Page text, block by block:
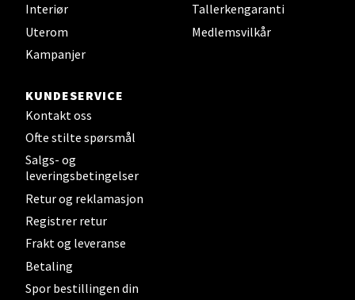
Interiør
Uterom
Kampanjer
Tallerkengaranti
Medlemsvilkår
KUNDESERVICE
Kontakt oss
Ofte stilte spørsmål
Salgs- og
leveringsbetingelser
Retur og reklamasjon
Registrer retur
Frakt og leveranse
Betaling
Spor bestillingen din
Åpent i dag 10-18
Bergen - Thon Senter Åsane
Åsane Storsenter, 5116 Ulset
Åpent i dag 10-18
1 i butikk